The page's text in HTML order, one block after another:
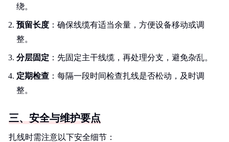
绕。
预留长度 ：确保线缆有适当余量，方便设备移动或调
整。
分层固定 ：先固定主干线缆，再处理分支，避免杂乱。
定期检查 ：每隔一段时间检查扎线是否松动，及时调
整。
三、安全与维护要点
扎线时需注意以下安全细节：